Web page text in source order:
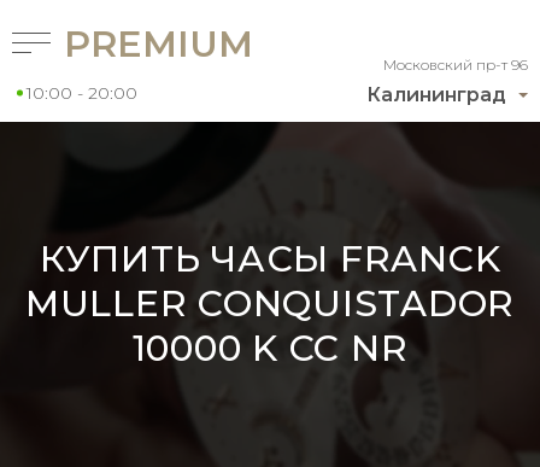
Калининград
Московский пр-т 96
PREMIUM
10:00 - 20:00
КУПИТЬ ЧАСЫ FRANCK
MULLER CONQUISTADOR
10000 K CC NR